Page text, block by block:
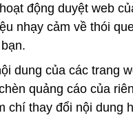
động duyệt web
nhạy cảm về thói
dung của các trang
quảng cáo của
chí thay đổi nội dung